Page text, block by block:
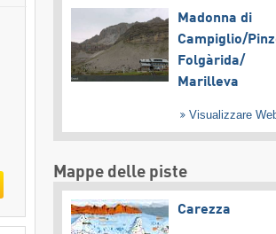
Madonna di
Campiglio/​
Folgàrida/​
Marilleva
Visualizzare
Mappe delle piste
Carezza